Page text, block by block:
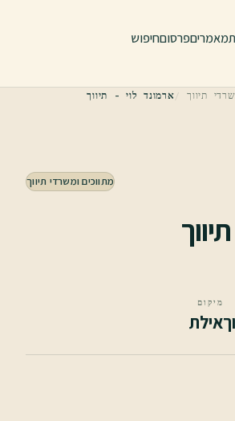
מאמריםפרסוםחיפוש
תיווך ארמונד לוי - תיווך
מתווכים ומשרדי תיווך
מיקום
אילת